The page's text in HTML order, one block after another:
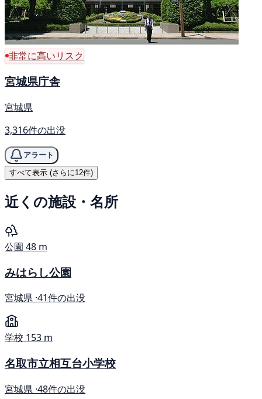
非常に高いリスク
宮城県庁舎
宮城県
3,316件の出没
アラート
すべて表示 (さらに12件)
近くの施設・名所
公園 48 m
みはらし公園
宮城県 ·41件の出没
学校 153 m
名取市立相互台小学校
宮城県 ·48件の出没